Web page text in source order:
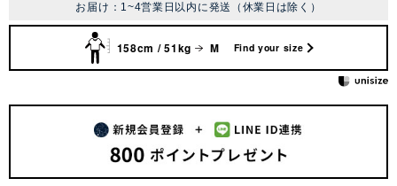
お届け：1~4営業日以内に発送（休業日は除く）
158cm / 51kg M Find your size